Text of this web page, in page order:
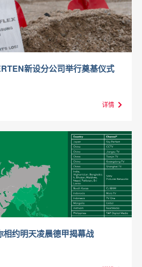
新设分公司举行奠基仪式
详情
约明天凌晨德甲揭幕战